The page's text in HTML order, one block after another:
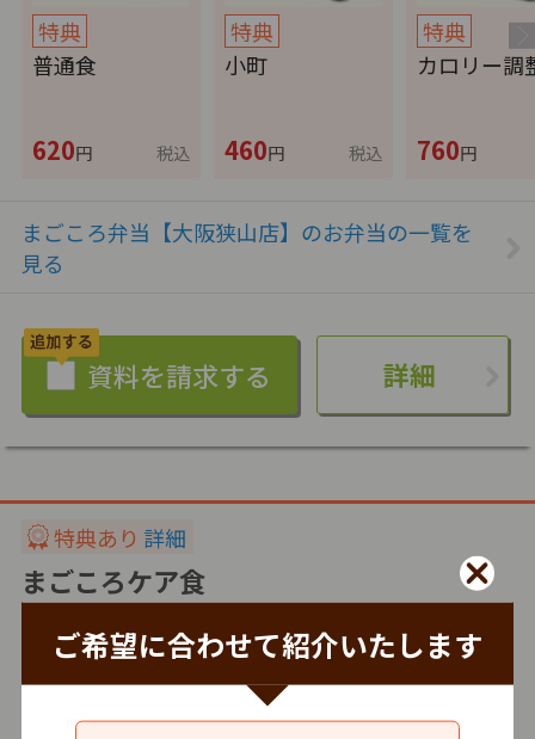
ご希望に合わせて紹介いたします
特典
普通食
620円 税込
特典
小町
460円 税込
特典
カロリー調
760円
まごころ弁当【大阪狭山店】のお弁当の一覧を
見る
詳細
特典あり 詳細
まごころケア食
冷凍